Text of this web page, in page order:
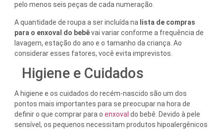
pelo menos seis peças de cada numeração.
A quantidade de roupa a ser incluída na lista de compras
para o enxoval do bebêvai variar conforme a frequência de
lavagem, estação do ano e o tamanho da criança. Ao
considerar esses fatores, você evita imprevistos.
Higiene e Cuidados
A higiene e os cuidados do recém-nascido são um dos
pontos mais importantes para se preocupar na hora de
definir o que comprar para o enxoval do bebê. Devido à pele
sensível, os pequenos necessitam produtos hipoalergênicos